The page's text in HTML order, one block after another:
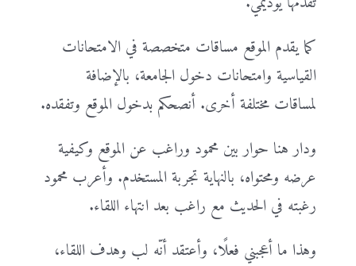
كما يقدم الموقع مساقات متخصصة في الامتحانات
القياسية وامتحانات دخول الجامعة، بالإضافة
لمساقات مختلفة أخرى. أنصحكم بدخول الموقع وتفقده.
ودار هنا حوار بين محمود وراغب عن الموقع وكيفية
عرضه ومحتواه، بالنهاية تجربة المستخدم. وأعرب محمود
رغبته في الحديث مع راغب بعد انتهاء اللقاء.
وهذا ما أعجبني فعلًا، وأعتقد أنّه لب وهدف اللقاء،